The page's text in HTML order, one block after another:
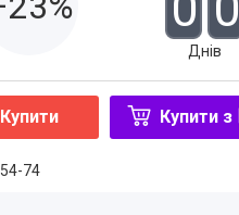
Днів
Купити Купити з
74